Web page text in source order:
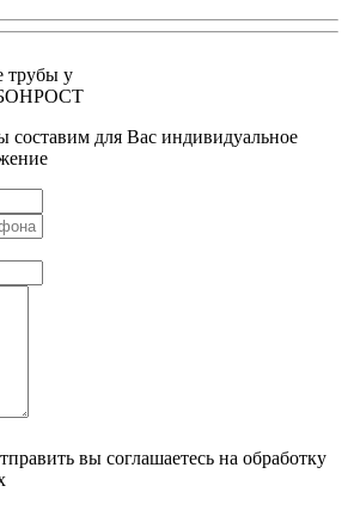
трубы у
БОНРОСТ
составим для Вас индивидуальное
вы соглашаетесь на обработку